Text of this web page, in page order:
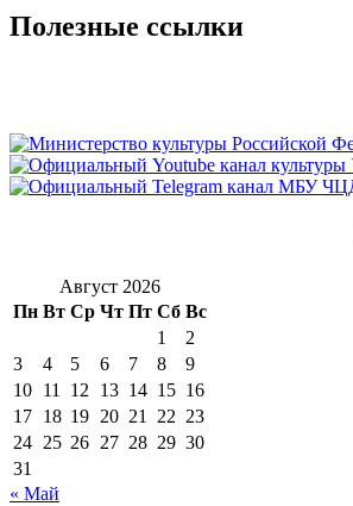
Полезные ссылки
Август 2026
Пн Вт Ср Чт Пт Сб Вс
1
2
3
4 5 6 7 8
9
10 11 12 13 14 15 16
17 18 19 20 21 22 23
24 25 26 27 28 29 30
31
« Май